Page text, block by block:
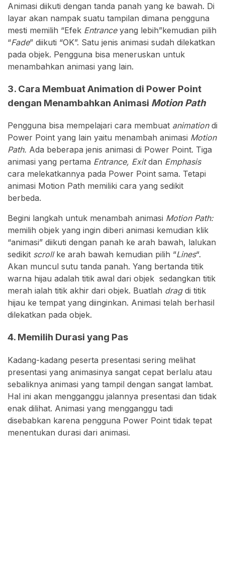
Animasi diikuti dengan tanda panah yang ke bawah. Di
layar akan nampak suatu tampilan dimana pengguna
mesti memilih “Efek Entranceyang lebih”kemudian pilih
“Fade” diikuti “OK”. Satu jenis animasi sudah dilekatkan
pada objek. Pengguna bisa meneruskan untuk
menambahkan animasi yang lain.
3. Cara Membuat Animation di Power Point
dengan Menambahkan Animasi Motion Path
Pengguna bisa mempelajari cara membuat animation di
Power Point yang lain yaitu menambah animasi Motion
Path. Ada beberapa jenis animasi di Power Point. Tiga
animasi yang pertama Entrance, Exitdan Emphasis
cara melekatkannya pada Power Point sama. Tetapi
animasi Motion Path memiliki cara yang sedikit
berbeda.
Begini langkah untuk menambah animasi Motion Path:
memilih objek yang ingin diberi animasi kemudian klik
“animasi” diikuti dengan panah ke arah bawah, lalukan
sedikit scrollke arah bawah kemudian pilih “Lines“.
Akan muncul sutu tanda panah. Yang bertanda titik
warna hijau adalah titik awal dari objek sedangkan titik
merah ialah titik akhir dari objek. Buatlah dragdi titik
hijau ke tempat yang diinginkan. Animasi telah berhasil
dilekatkan pada objek.
4. Memilih Durasi yang Pas
Kadang-kadang peserta presentasi sering melihat
presentasi yang animasinya sangat cepat berlalu atau
sebaliknya animasi yang tampil dengan sangat lambat.
Hal ini akan mengganggu jalannya presentasi dan tidak
enak dilihat. Animasi yang mengganggu tadi
disebabkan karena pengguna Power Point tidak tepat
menentukan durasi dari animasi.